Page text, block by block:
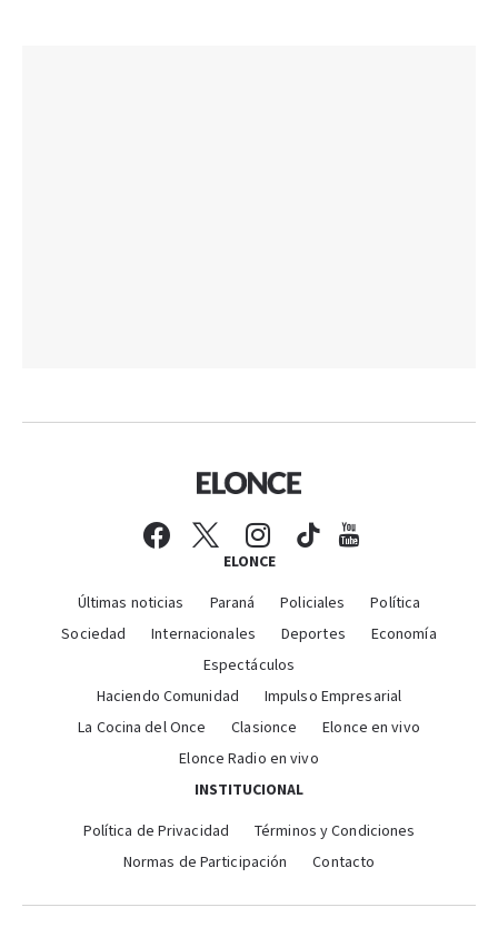
ELONCE
Últimas noticias Paraná Policiales
Política
Sociedad
Internacionales Deportes
Economía
Espectáculos
Haciendo Comunidad
Impulso Empresarial
La Cocina del Once
Clasionce
Elonce en vivo
Elonce Radio en vivo
INSTITUCIONAL
Política de Privacidad
Términos y Condiciones
Normas de Participación
Contacto